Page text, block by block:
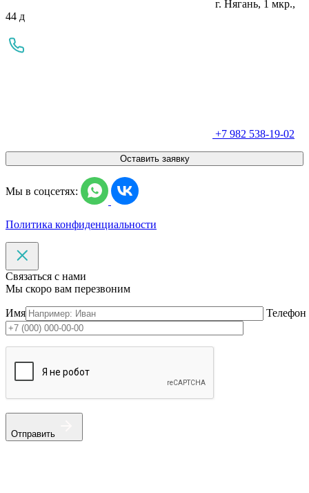
г. Нягань, 1 мкр.,
44 д
+7 982 538-19-02
Оставить заявку
Мы в соцсетях:
Политика конфиденциальности
Связаться с нами
Мы скоро вам перезвоним
Имя Телефон
Отправить